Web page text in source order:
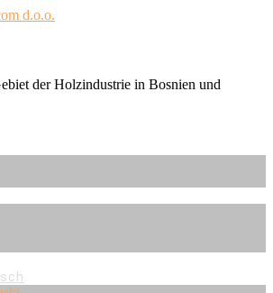
der Holzindustrie in Bosnien und